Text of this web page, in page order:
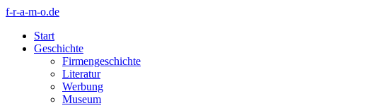
f-r-a-m-o.de
Start
Geschichte
Firmengeschichte
Literatur
Werbung
Museum